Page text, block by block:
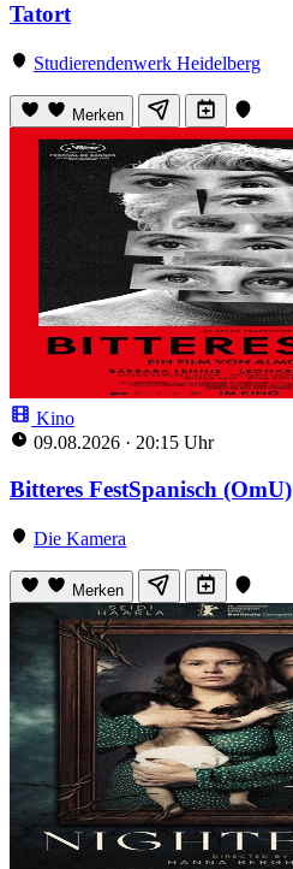
Tatort
Studierendenwerk Heidelberg
Merken
Kino
09.08.2026 · 20:15 Uhr
Bitteres FestSpanisch (OmU)
Die Kamera
Merken